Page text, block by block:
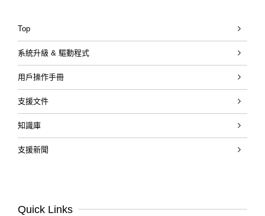
Top
系統升級 & 驅動程式
用戶操作手冊
支援文件
知識庫
支援新聞
Quick Links